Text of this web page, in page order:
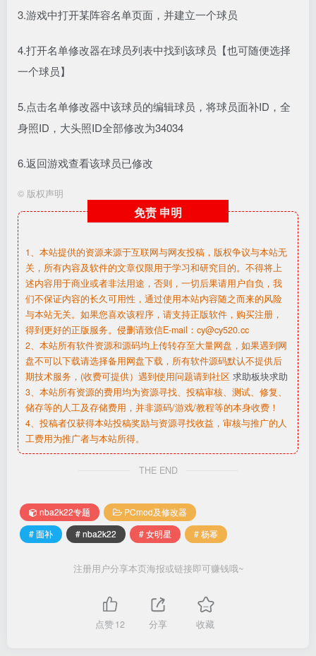
3.游戏中打开某阵容名单页面，并建立一个球员
4.打开名单修改器在球员列表中找到该球员【也可随便选择
一个球员】
5.点击名单修改器中该球员的编辑球员，将球员面补ID，全
身照ID，大头照ID全部修改为34034
6.返回游戏查看该球员已修改
© 版权声明
免责 申明
1、本站提供的资源来源于互联网与网友投稿，版权争议与本站无
关，所有内容及软件的文章仅限用于学习和研究目的。不得将上
述内容用于商业或者非法用途，否则，一切后果请用户自负，我
们不保证内容的长久可用性，通过使用本站内容随之而来的风险
与本站无关。如果您喜欢该程序，请支持正版软件，购买注册，
得到更好的正版服务。侵删请致信E-mail：cy@cy520.cc
2、本站所有软件资源和源码均上传转存至大量网盘，如果遇到网
盘不可以下载请选择备用网盘下载，所有软件源码默认不提供后
期技术服务，(收费可提供）遇到使用问题请到社区 求助板块求助
3、本站所有资源的费用均为资源寻找、投稿审核、测试、修复、
储存等的人工及存储费用，并非源码/游戏/教程等的本身收费！
4、投稿者仅获得本站投稿奖励与资源寻找收益，审核与推广的人
工费用为推广者与本站所得。
THE END
nba2k22专题
PCmod及修改器
# 面补
# nba2k22 # 女明星 # 杨幂
注册用户分享本页海报或链接即可赚钱哦~
点赞12 分享 收藏